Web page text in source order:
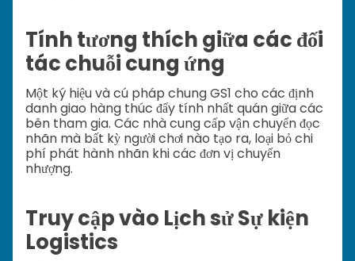
Tính tương thích giữa các đối
tác chuỗi cung ứng
Một ký hiệu và cú pháp chung GS1 cho các định
danh giao hàng thúc đẩy tính nhất quán giữa các
bên tham gia. Các nhà cung cấp vận chuyển đọc
nhãn mà bất kỳ người chơi nào tạo ra, loại bỏ chi
phí phát hành nhãn khi các đơn vị chuyển
nhượng.
Truy cập vào Lịch sử Sự kiện
Logistics